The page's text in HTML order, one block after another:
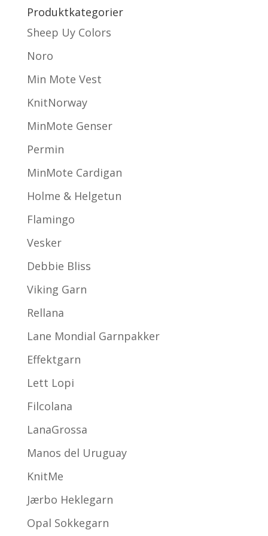
Produktkategorier
Sheep Uy Colors
Noro
Min Mote Vest
KnitNorway
MinMote Genser
Permin
MinMote Cardigan
Holme & Helgetun
Flamingo
Vesker
Debbie Bliss
Viking Garn
Rellana
Lane Mondial Garnpakker
Effektgarn
Lett Lopi
Filcolana
LanaGrossa
Manos del Uruguay
KnitMe
Jærbo Heklegarn
Opal Sokkegarn